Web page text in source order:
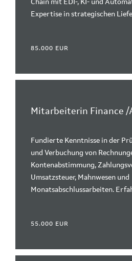
Chain mit EDI-, KI- und
Expertise in strategischen
85.000 EUR
Mitarbeiterin Finance
Fundierte Kenntnisse in der
und Verbuchung von
Kontenabstimmung,
Umsatzsteuer, Mahnwesen und
Monatsabschlussarbeiten.
55.000 EUR